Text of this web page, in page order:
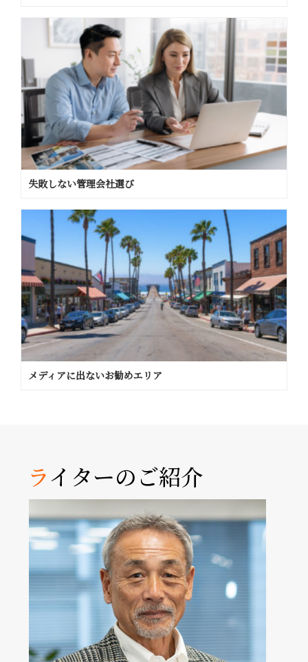
失敗しない管理会社選び
メディアに出ないお勧めエリア
ライターのご紹介